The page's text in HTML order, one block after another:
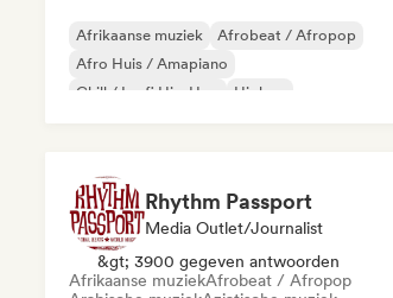
Afrikaanse muziek
Afrobeat / Afropop
Afro Huis / Amapiano
Chill / Lo-fi Hip-Hop
Hiphop
Rhythm Passport
Media Outlet/Journalist
&gt; 3900 gegeven antwoorden
Afrikaanse muziekAfrobeat / Afropop